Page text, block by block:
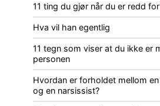
11 ting du gjør når du er redd
Hva vil han egentlig
11 tegn som viser at du ikke er
personen
Hvordan er forholdet mellom
og en narsissist?